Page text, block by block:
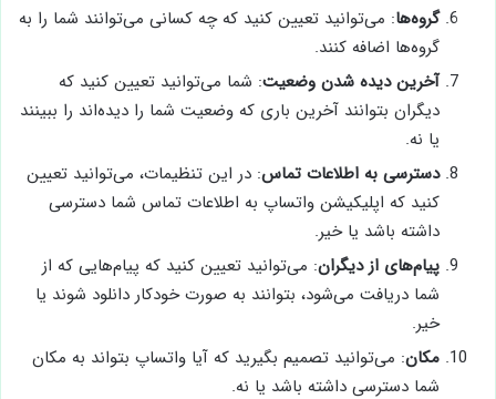
گروه‌ها: می‌توانید تعیین کنید که چه کسانی می‌توانند شما را به
گروه‌ها اضافه کنند.
آخرین دیده شدن وضعیت: شما می‌توانید تعیین کنید که
دیگران بتوانند آخرین باری که وضعیت شما را دیده‌اند را ببینند
یا نه.
دسترسی به اطلاعات تماس: در این تنظیمات، می‌توانید تعیین
کنید که اپلیکیشن واتساپ به اطلاعات تماس شما دسترسی
داشته باشد یا خیر.
پیام‌های از دیگران: می‌توانید تعیین کنید که پیام‌هایی که از
شما دریافت می‌شود، بتوانند به صورت خودکار دانلود شوند یا
خیر.
مکان: می‌توانید تصمیم بگیرید که آیا واتساپ بتواند به مکان
شما دسترسی داشته باشد یا نه.